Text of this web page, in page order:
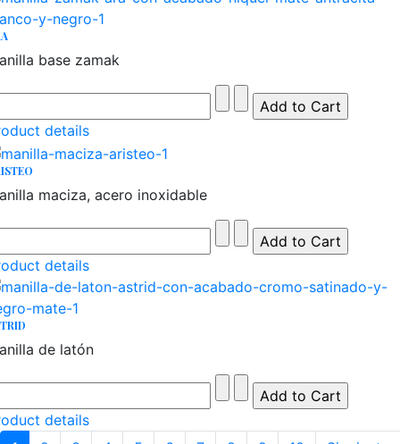
base zamak
details
maciza, acero inoxidable
details
de latón
details